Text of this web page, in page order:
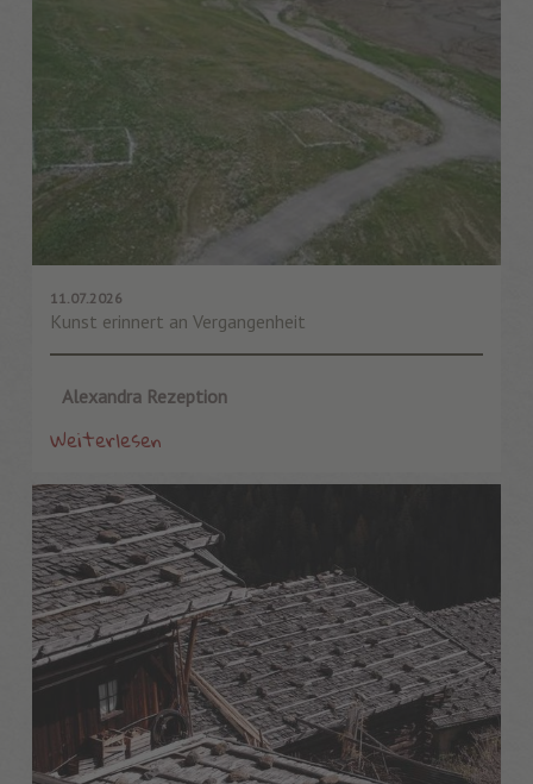
11.07.2026
Kunst erinnert an Vergangenheit
Alexandra Rezeption
Weiterlesen